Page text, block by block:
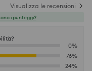
Visualizza le recensioni
i punteggi?
0%
76%
24%